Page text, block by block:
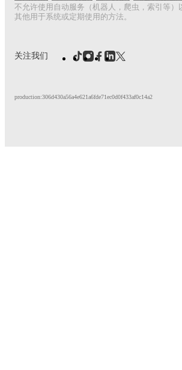
不允许使用自动服务（机器人，爬虫，索引等）
其他用于系统或定期使用的方法。
关注我们
production:306d430a56a4e621a6fde71ec0d0f433af0c14a2